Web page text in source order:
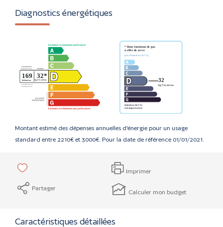
Diagnostics énergétiques
Montant estimé des dépenses annuelles d'énergie pour un usage
standard entre 2210€ et 3000€. Pour la date de référence 01/01/2021.
Imprimer
Partager
Calculer mon budget
Caractéristiques détaillées